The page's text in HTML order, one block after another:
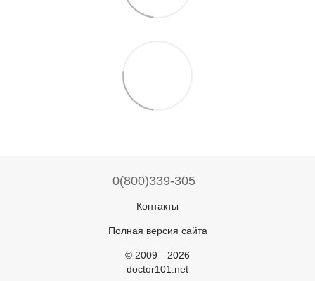
0(800)339-305
Контакты
Полная версия сайта
© 2009—2026
doctor101.net